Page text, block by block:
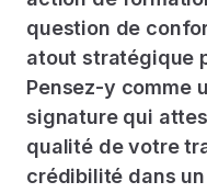
question de
atout stratégique
Pensez-y comme
signature qui
qualité de votre
crédibilité dans